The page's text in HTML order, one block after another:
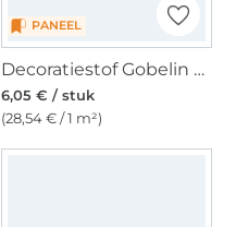
PANEEL
Decoratiestof Gobelin paneel dressuurpaard, 46 x 46 cm
6,05 € / stuk
(28,54 € / 1 m²)